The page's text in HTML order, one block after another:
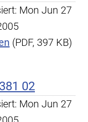
Mon Jun 27
(PDF, 397 KB)
02
Mon Jun 27